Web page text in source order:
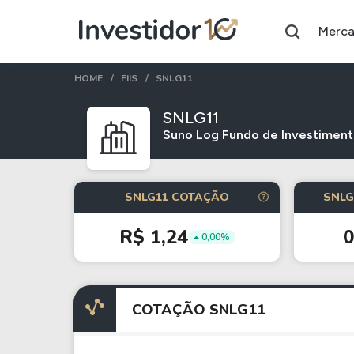
Assuntos do momento
Índice
Ibovespa
Ação
Petrobras
Ações
Taesa
Itausa
Ambev
FIIs
XPML11
RECR11
HOME FIIS SNLG11
SNLG11
Suno Log Fundo de
SNLG11 COTAÇÃO
R$ 1,24 0,00%
COTAÇÃO SNLG11